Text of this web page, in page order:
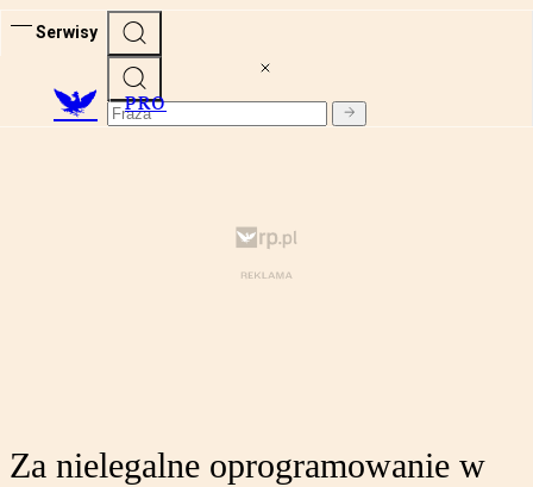
Serwisy
PRO
Za nielegalne oprogramowanie w